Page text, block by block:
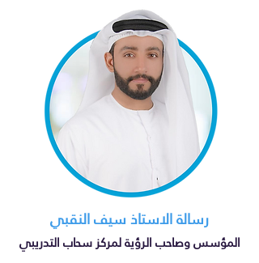
رسالة الاستاذ سيف النقبي
المؤسس وصاحب الرؤية لمركز سحاب التدريبي